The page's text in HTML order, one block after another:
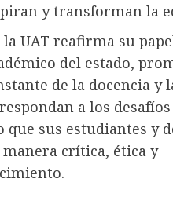
y transforman la
UAT reafirma su
del estado,
de la docencia y
a los
sus estudiantes y
crítica, ética y